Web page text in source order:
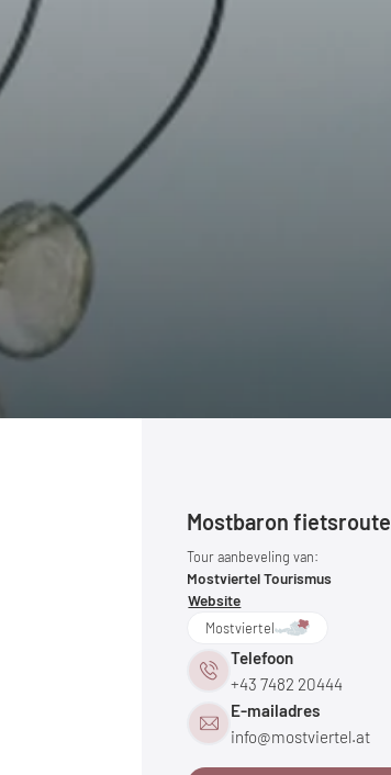
Mostbaron fietsroute
Tour aanbeveling van:
Mostviertel Tourismus
Website
Mostviertel
Telefoon
+43 7482 20444
E-mailadres
info@mostviertel.at